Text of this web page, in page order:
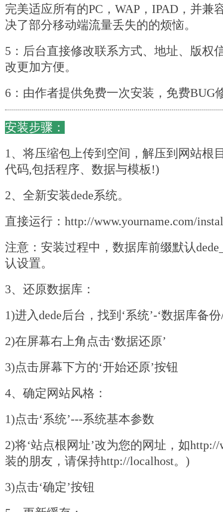
完美适应所有的PC，WAP，IPAD，并兼
决了部分移动端流量丢失的的烦恼。
5：后台直接修改联系方式、地址、版权
改更加方便。
6：由作者提供免费一次安装，免费BUG
安装步骤：
1、将压缩包上传到空间，解压到网站根
代码,包括程序、数据与模板!)
2、全新安装dede系统。
直接运行：http://www.yourname.com/
注意：安装过程中，数据库前缀默认dede
认设置。
3、还原数据库：
1)进入dede后台，找到‘系统’-‘数据库备
2)在屏幕右上角点击‘数据还原’
3)点击屏幕下方的‘开始还原’按钮
4、确定网站风格：
1)点击‘系统’---系统基本参数
2)将‘站点根网址’改为您的网址，如
装的朋友，请保持http://localhost。)
3)点击‘确定’按钮